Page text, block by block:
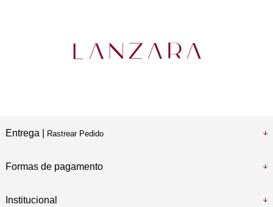
Entrega | Rastrear Pedido
Formas de pagamento
Institucional